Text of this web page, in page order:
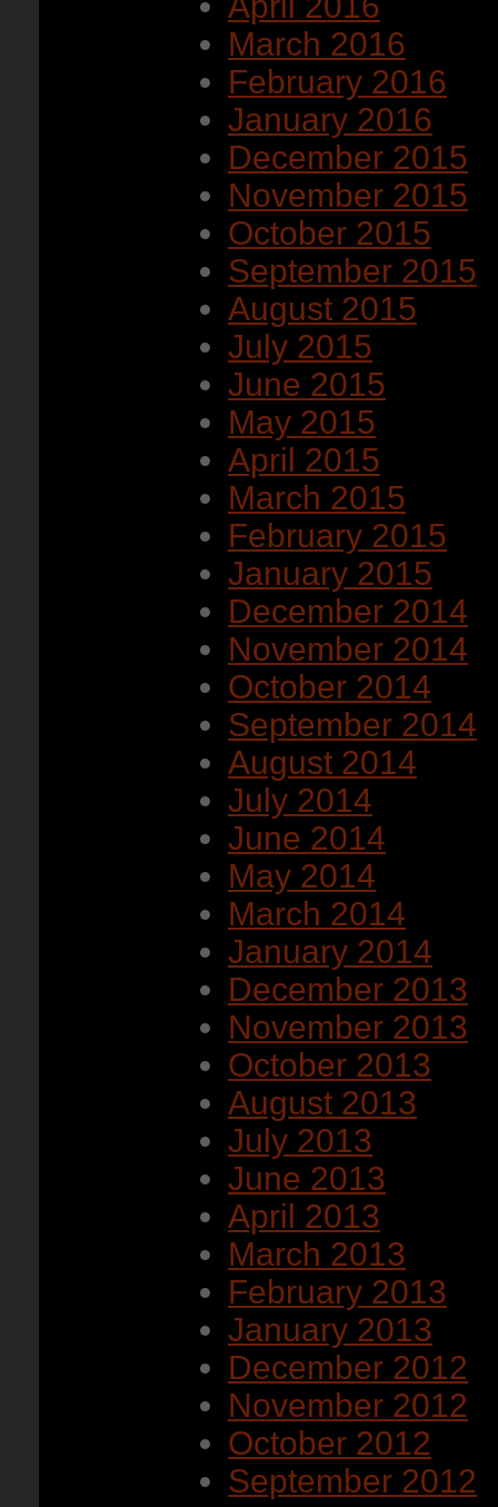
March 2016
February 2016
January 2016
December 2015
November 2015
October 2015
September 2015
August 2015
July 2015
June 2015
May 2015
April 2015
March 2015
February 2015
January 2015
December 2014
November 2014
October 2014
September 2014
August 2014
July 2014
June 2014
May 2014
March 2014
January 2014
December 2013
November 2013
October 2013
August 2013
July 2013
June 2013
April 2013
March 2013
February 2013
January 2013
December 2012
November 2012
October 2012
September 2012